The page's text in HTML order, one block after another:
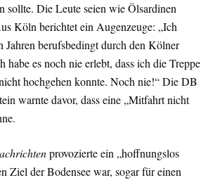
sollte. Die Leute seien wie Ölsardinen
Köln berichtet ein Augenzeuge: „Ich
Jahren berufsbedingt durch den Kölner
es noch nie erlebt, dass ich die Treppe
hochgehen konnte. Noch nie!“ Die DB
warnte davor, dass eine „Mitfahrt nicht
provozierte ein „hoffnungslos
Ziel der Bodensee war, sogar für einen